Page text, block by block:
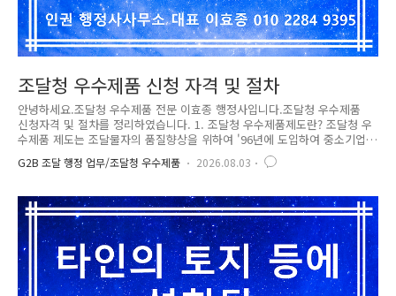
조달청 우수제품 신청 자격 및 절차
안녕하세요.조달청 우수제품 전문 이효종 행정사입니다.조달청 우수제품
신청자격 및 절차를 정리하였습니다. 1. 조달청 우수제품제도란? 조달청 우
수제품 제도는 조달물자의 품질향상을 위하여 '96년에 도입하여 중소기업
및 초기 중견기업이 생산한 제품중기술 및 품질이 우수한 제품을 대상으로
엄정한 평가를 통해 우수제품으로 지정하는 제도입니다. 우수제품으로 지
관에 조달하게 됩니다. 2. 우수제품 지정대상 중소기업 및 초기 중견기업이
생산한 물품과 소프트웨어(software)를 대상으로 적용기술이 적용된 제품
을 지정하며, 적용기술과 품질소명자료는 다음과 같습니다. - 인증 유효기
간1) 신제품, 신기술제품 : 최초 인증일로부터 3년 이내(종합평..
G2B 조달 행정 업무/조달청 우수제품 2026.08.03